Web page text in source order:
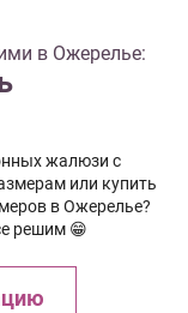
в Ожерелье:
жалюзи с
или купить
в Ожерелье?
решим 😁